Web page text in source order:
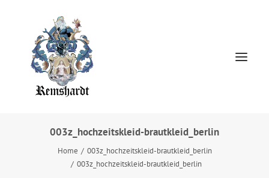
HOCHZEITSKLEIDER
003z_hochzeitskleid-brautkleid_berlin
Home
003z_hochzeitskleid-brautkleid_berlin
003z_hochzeitskleid-brautkleid_berlin